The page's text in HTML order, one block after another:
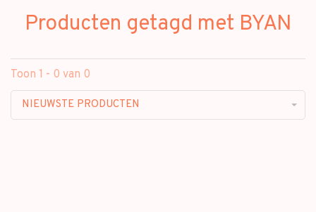
Producten getagd met BYAN
Toon 1 - 0 van 0
NIEUWSTE PRODUCTEN